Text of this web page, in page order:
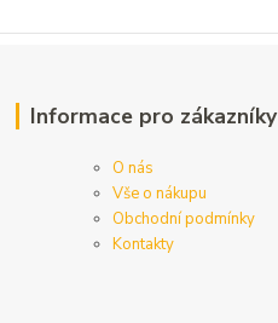
Informace pro zákazníky
O nás
Vše o nákupu
Obchodní podmínky
Kontakty